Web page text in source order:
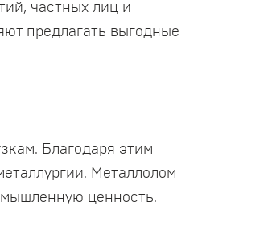
частных лиц и
предлагать выгодные
Благодаря этим
Металлолом
ценность.